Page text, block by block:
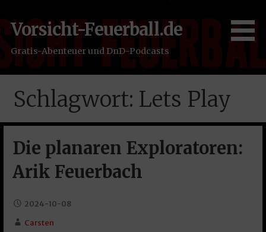
Inhalt
springen
Vorsicht-Feuerball.de
Gratis-Abenteuer und DnD-Podcasts
Schlagwort: Lets Play
Die planaren Exploratoren:
Arik Feuerbach
2024-10-08
Carsten